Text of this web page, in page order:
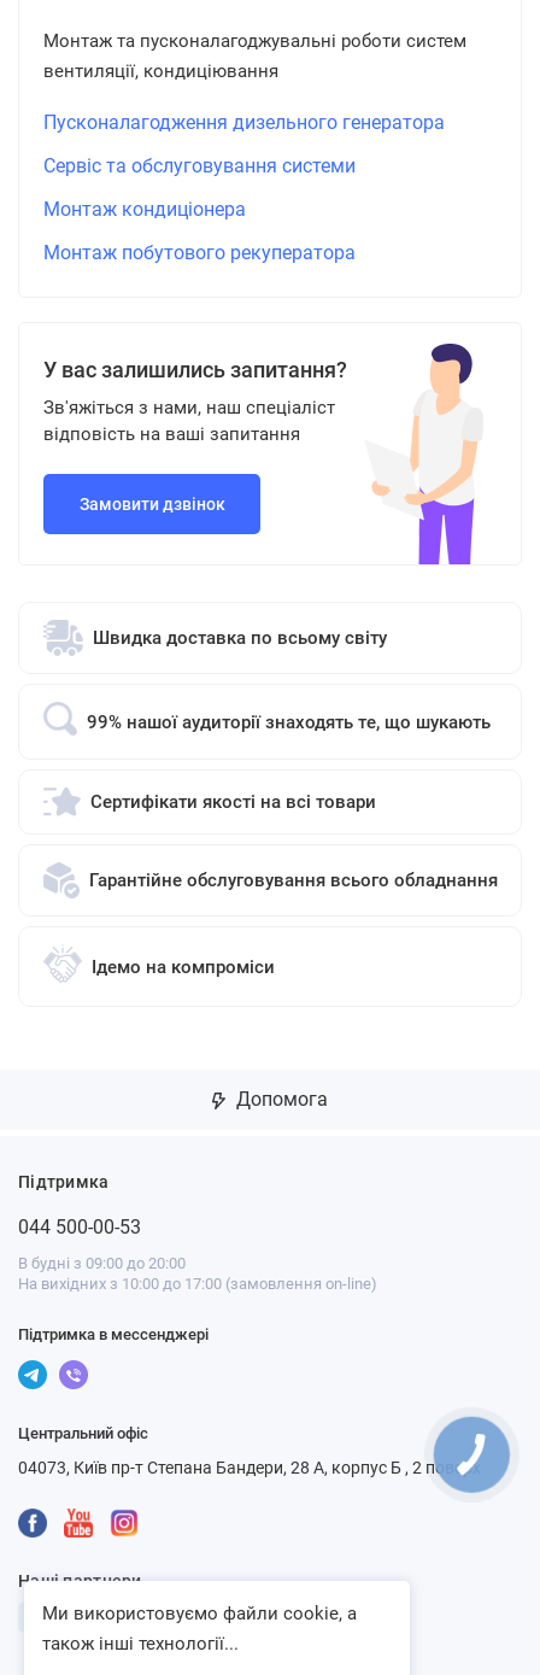
Монтаж та пусконалагоджувальні роботи систем
вентиляції, кондиціювання
Пусконалагодження дизельного генератора
Сервіс та обслуговування системи
Монтаж кондиціонера
Монтаж побутового рекуператора
У вас залишились запитання?
Зв'яжіться з нами, наш спеціаліст
відповість на ваші запитання
Замовити дзвінок
Швидка доставка по всьому світу
99% нашої аудиторії знаходять те, що шукають
Сертифікати якості на всі товари
Гарантійне обслуговування всього обладнання
Ідемо на компроміси
Допомога
Підтримка
044 500-00-53
В будні з 09:00 до 20:00
На вихідних з 10:00 до 17:00 (замовлення on-line)
Підтримка в мессенджері
Центральний офіс
04073, Київ пр-т Степана Бандери, 28 А, корпус Б , 2 поверх
Наші партнери
Ми використовуємо файли cookie, а
також інші технології...